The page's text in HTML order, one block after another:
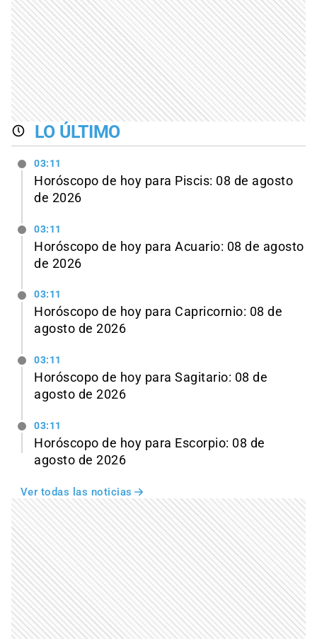
LO ÚLTIMO
03:11
Horóscopo de hoy para Piscis: 08 de agosto
de 2026
03:11
Horóscopo de hoy para Acuario: 08 de agosto
de 2026
03:11
Horóscopo de hoy para Capricornio: 08 de
agosto de 2026
03:11
Horóscopo de hoy para Sagitario: 08 de
agosto de 2026
03:11
Horóscopo de hoy para Escorpio: 08 de
agosto de 2026
Ver todas las noticias